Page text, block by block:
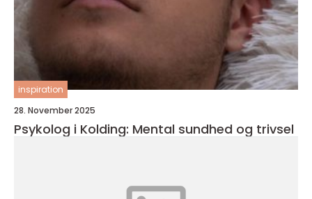
inspiration
28. November 2025
Psykolog i Kolding: Mental sundhed og trivsel